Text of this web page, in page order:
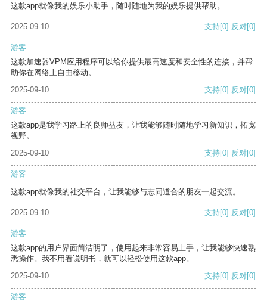
这款app就像我的娱乐小助手，随时随地为我的娱乐提供帮助。
2025-09-10 支持[0] 反对[0]
游客
这款加速器VPM应用程序可以给你提供最高速度和安全性的连接，并帮
助你在网络上自由移动。
2025-09-10
支持[0] 反对[0]
游客
这款app是我学习路上的良师益友，让我能够随时随地学习新知识，拓宽
视野。
2025-09-10
支持[0] 反对[0]
游客
这款app就像我的社交平台，让我能够与志同道合的朋友一起交流。
2025-09-10 支持[0] 反对[0]
游客
这款app的用户界面简洁明了，使用起来非常容易上手，让我能够快速熟
悉操作。我不用看说明书，就可以轻松使用这款app。
2025-09-10
支持[0] 反对[0]
游客